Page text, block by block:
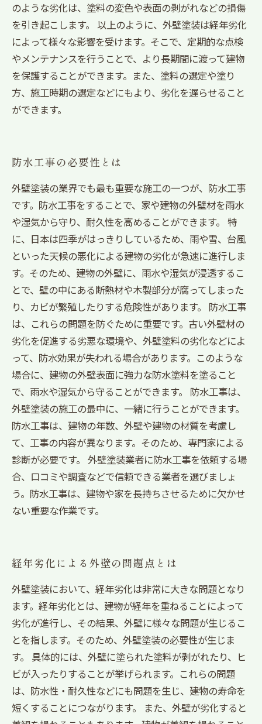
のような劣化は、塗料の変色や表面の剥がれなどの損傷
を引き起こします。 以上のように、外壁塗装は経年劣化
によって様々な影響を受けます。そこで、定期的な点検
やメンテナンスを行うことで、より長期間に渡って建物
を保護することができます。また、塗料の選定や塗り
方、施工時期の選定などにもより、劣化を遅らせること
ができます。
防水工事の必要性とは
外壁塗装の業界でも最も重要な施工の一つが、防水工事
です。防水工事をすることで、家や建物の外壁材を雨水
や湿気から守り、耐久性を高めることができます。 特
に、日本は四季がはっきりしているため、雨や雪、台風
といった天候の悪化による建物の劣化が急速に進行しま
す。そのため、建物の外壁に、雨水や湿気が浸透するこ
とで、壁の中にある断熱材や木製部分が腐ってしまった
り、カビが繁殖したりする危険性があります。 防水工事
は、これらの問題を防ぐために重要です。古い外壁材の
劣化を促進する劣悪な環境や、外壁塗料の劣化などによ
って、防水効果が失われる場合があります。このような
場合に、建物の外壁表面に強力な防水塗料を塗ること
で、雨水や湿気から守ることができます。 防水工事は、
外壁塗装の施工の最中に、一緒に行うことができます。
防水工事は、建物の年数、外壁や建物の材質を考慮し
て、工事の内容が異なります。そのため、専門家による
診断が必要です。 外壁塗装業者に防水工事を依頼する場
合、口コミや調査などで信頼できる業者を選びましょ
う。防水工事は、建物や家を長持ちさせるために欠かせ
ない重要な作業です。
経年劣化による外壁の問題点とは
外壁塗装において、経年劣化は非常に大きな問題となり
ます。経年劣化とは、建物が経年を重ねることによって
劣化が進行し、その結果、外壁に様々な問題が生じるこ
とを指します。そのため、外壁塗装の必要性が生じま
す。 具体的には、外壁に塗られた塗料が剥がれたり、ヒ
ビが入ったりすることが挙げられます。これらの問題
は、防水性・耐久性などにも問題を生じ、建物の寿命を
短くすることにつながります。 また、外壁が劣化すると